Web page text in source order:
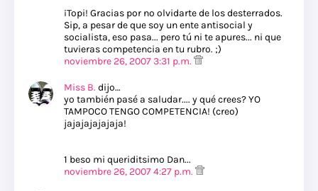
¡Topi! Gracias por no olvidarte de los desterrados.
Sip, a pesar de que soy un ente antisocial y
socialista, eso pasa... pero tú ni te apures... ni que
tuvieras competencia en tu rubro. ;)
noviembre 26, 2007 3:31 p.m.
Miss B. dijo…
yo también pasé a saludar.... y qué crees? YO
TAMPOCO TENGO COMPETENCIA! (creo)
jajajajajajaja!
1 beso mi queriditsimo Dan...
noviembre 26, 2007 4:27 p.m.